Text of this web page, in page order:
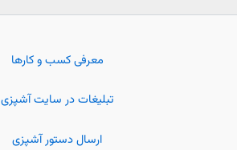
معرفی کسب و کارها
تبلیغات در سایت آشپزی
ارسال دستور آشپزی